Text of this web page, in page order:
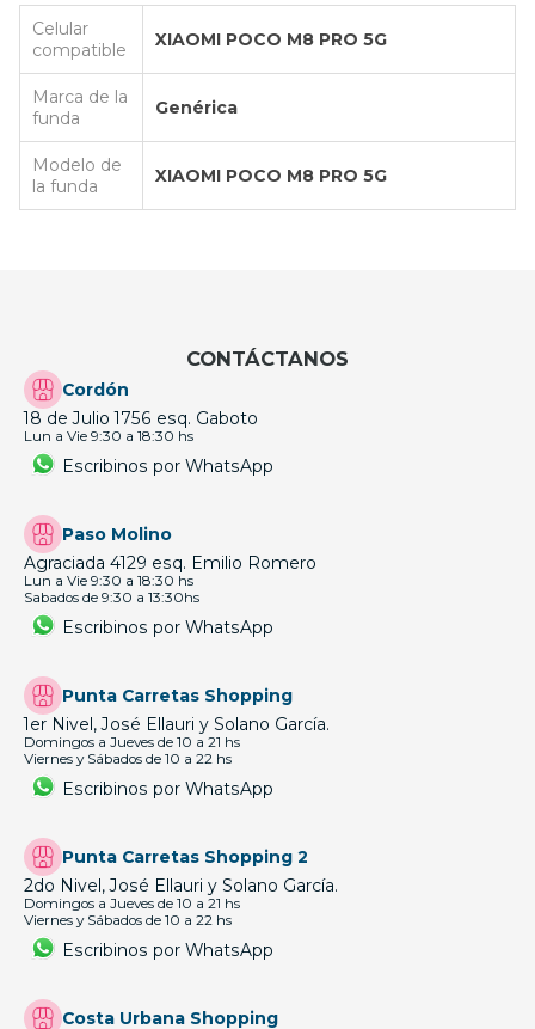
Celular
compatible
XIAOMI POCO M8 PRO 5G
Marca de la
funda
Genérica
Modelo de
la funda
XIAOMI POCO M8 PRO 5G
CONTÁCTANOS
Cordón
18 de Julio 1756 esq. Gaboto
Lun a Vie 9:30 a 18:30 hs
Escribinos por WhatsApp
Paso Molino
Agraciada 4129 esq. Emilio Romero
Lun a Vie 9:30 a 18:30 hs
Sabados de 9:30 a 13:30hs
Escribinos por WhatsApp
Punta Carretas Shopping
1er Nivel, José Ellauri y Solano García.
Domingos a Jueves de 10 a 21 hs
Viernes y Sábados de 10 a 22 hs
Escribinos por WhatsApp
Punta Carretas Shopping 2
2do Nivel, José Ellauri y Solano García.
Domingos a Jueves de 10 a 21 hs
Viernes y Sábados de 10 a 22 hs
Escribinos por WhatsApp
Costa Urbana Shopping